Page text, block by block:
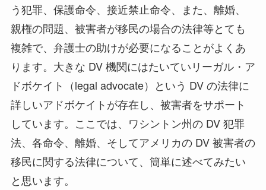
う犯罪、保護命令、接近禁止命令、また、離婚、
親権の問題、被害者が移民の場合の法律等とても
複雑で、弁護士の助けが必要になることがよくあ
ります。大きな DV 機関にはたいていリーガル・ア
ドボケイト（legal advocate）という DV の法律に
詳しいアドボケイトが存在し、被害者をサポート
しています。ここでは、ワシントン州の DV 犯罪
法、各命令、離婚、そしてアメリカの DV 被害者の
移民に関する法律について、簡単に述べてみたい
と思います。